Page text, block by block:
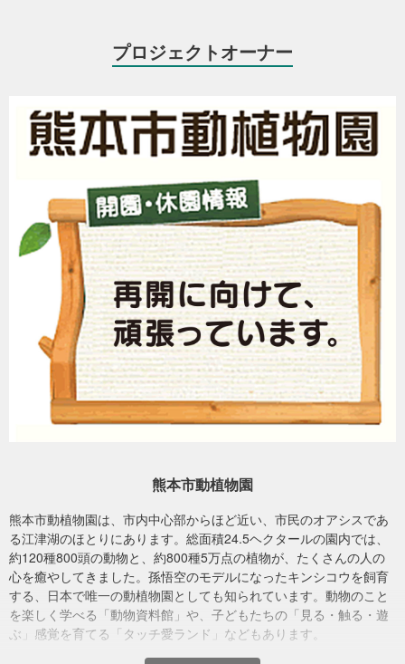
そんな中、埼玉の「東武動物公園」が支援に名乗りを上げてくださ
いました。動物園の入口に、こんなかわいい募金箱が設置されてい
ます。ホワイトタイガーのロッキー君とヒグマのアヤメちゃんも応
援してくれています。
●東武動物公園ホームページ：http://www.tobuzoo.com/
今後は、東日本大震災の被災地である福島の「アクアマリンふくし
ま」にも募金箱を設置していただく予定です。
プロジェクトオーナー
熊本市動植物園
熊本市動植物園は、市内中心部からほど近い、市民のオアシスであ
る江津湖のほとりにあります。総面積24.5ヘクタールの園内では、
約120種800頭の動物と、約800種5万点の植物が、たくさんの人の
心を癒やしてきました。孫悟空のモデルになったキンシコウを飼育
する、日本で唯一の動植物園としても知られています。動物のこと
を楽しく学べる「動物資料館」や、子どもたちの「見る・触る・遊
ぶ」感覚を育てる「タッチ愛ランド」などもあります。